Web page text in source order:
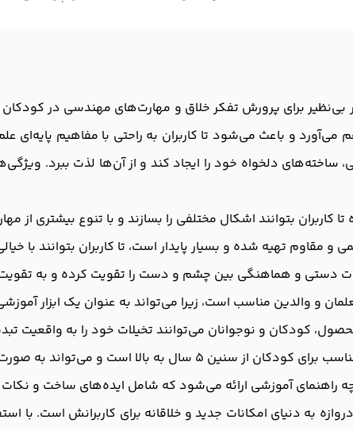
بی‌نظیر برای پرورش تفکر خلاق و مهارت‌های مهندسی در
می‌آورد و باعث می‌شود تا کاربران به راحتی با مفاهیم
ساخته‌های دلخواه خود را ایجاد کند و از آن‌ها لذت ببرد.
کاربران بتوانند اشکال مختلفی را بسازند و با تنوع بیشتری
و مقاوم تهیه شده و بسیار پایدار است، تا کاربران بتوانند با
دستی و هماهنگی بین چشم و دست را تقویت کرده و به
و والدین مناسب است، زیرا می‌تواند به عنوان یک ابزار
کودکان و نوجوانان می‌توانند تخیلات خود را به واقعیت
به بالا است و می‌تواند به صورت فردی یا گروهی استفاده شود.
راهنمای آموزشی ارائه می‌شود که شامل ایده‌های ساخت و
به دنیای امکانات جدید و خلاقانه برای کاربرانش است. با